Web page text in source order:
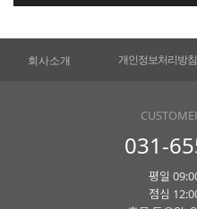
회사소개 개인정보처리방침
031-
평일
점심